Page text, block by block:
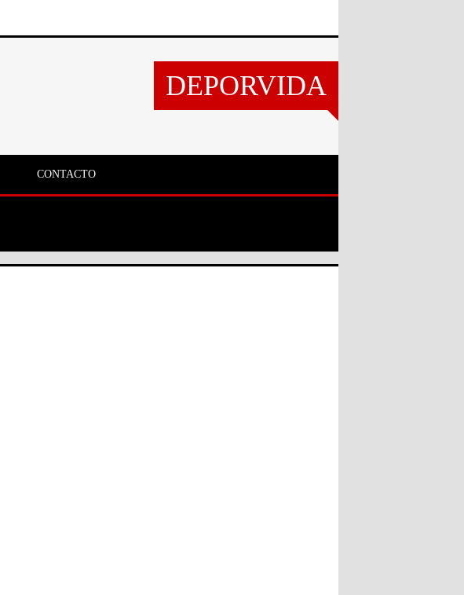
DEPORVIDA
CONTACTO